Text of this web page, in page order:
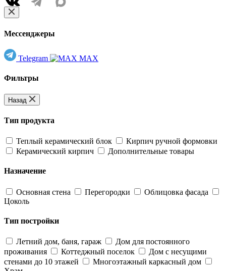
Мессенджеры
Telegram MAX
Фильтры
Назад
Тип продукта
Теплый керамический блок
Кирпич ручной формовки
Керамический кирпич
Дополнительные товары
Назначение
Основная стена Перегородки
Облицовка фасада
Цоколь
Тип постройки
Летний дом, баня, гараж
Дом для постоянного
проживания
Коттеджный поселок
Дом с несущими
стенами до 10 этажей
Многоэтажный каркасный дом